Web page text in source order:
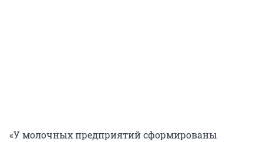
«У молочных предприятий сформированы